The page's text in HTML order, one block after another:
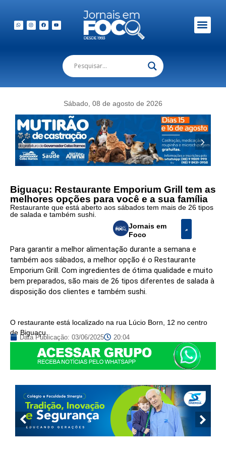
Sábado, 08 de agosto de 2026
Biguaçu: Restaurante Emporium Grill tem as
melhores opções para você e a sua família
Restaurante que está aberto aos sábados tem mais de 26 tipos
de salada e também sushi.
Jornais em
Foco
Para garantir a melhor alimentação durante a semana e
também aos sábados, a melhor opção é o Restaurante
Emporium Grill. Com ingredientes de ótima qualidade e muito
bem preparados, são mais de 26 tipos diferentes de salada à
disposição dos clientes e também sushi.
O restaurante está localizado na rua Lúcio Born, 12 no centro
de Biguaçu.
Data Publicação: 03/06/2025 20:04